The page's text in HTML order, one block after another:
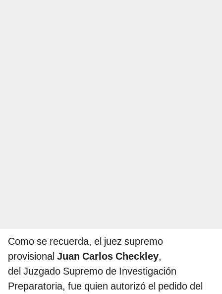
Como se recuerda, el juez supremo
provisional Juan Carlos Checkley,
del Juzgado Supremo de Investigación
Preparatoria, fue quien autorizó el pedido del